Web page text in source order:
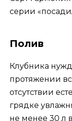
серии
Полив
Клубника
протяжении
отсутствии
грядке
не менее 30 л